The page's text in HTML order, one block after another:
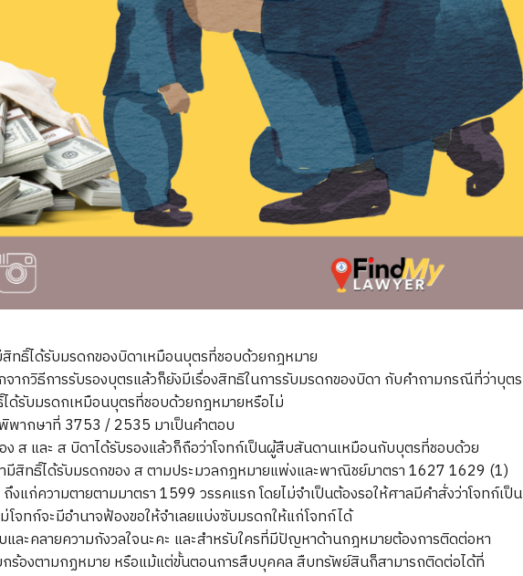
ทธิ์ได้รับมรดกของบิดาเหมือนบุตรที่ชอบด้วยกฎหมาย
ากวิธีการรับรองบุตรแล้วก็ยังมีเรื่องสิทธิในการรับมรดกของบิดา กับคำถามกรณีที่ว่าบุตร
ด้รับมรดกเหมือนบุตรที่ชอบด้วยกฎหมายหรือไม่
พากษาที่ 3753 / 2535 มาเป็นคำตอบ
ส และ ส บิดาได้รับรองแล้วก็ถือว่าโจทก์เป็นผู้สืบสันดานเหมือนกับบุตรที่ชอบด้วย
มีสิทธิ์ได้รับมรดกของ ส ตามประมวลกฎหมายแพ่งและพาณิชย์มาตรา 1627 1629 (1)
แก่ความตายตามมาตรา 1599 วรรคแรก โดยไม่จำเป็นต้องรอให้ศาลมีคำสั่งว่าโจทก์เป็น
จทก์จะมีอำนาจฟ้องขอให้จำเลยแบ่งซับมรดกให้แก่โจทก์ได้
และคลายความกังวลใจนะคะ และสำหรับใครที่มีปัญหาด้านกฎหมายต้องการติดต่อหา
กร้องตามกฏหมาย หรือแม้แต่ขั้นตอนการสืบบุคคล สืบทรัพย์สินก็สามารถติดต่อได้ที่